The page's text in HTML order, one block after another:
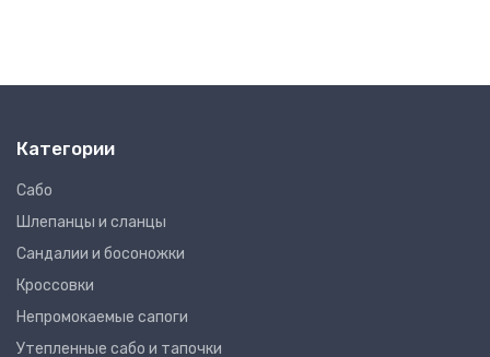
Категории
Сабо
Шлепанцы и сланцы
Сандалии и босоножки
Кроссовки
Непромокаемые сапоги
Утепленные сабо и тапочки